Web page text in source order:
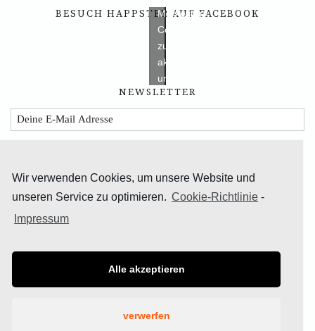
BESUCH HAPPSTER AUF FACEBOOK
Marketing-
Cookies
zu
akzeptieren
und
diesen
inhalt
NEWSLETTER
© 2019 Bettina Homann | Blogbau Nadine Binias |
Wir verwenden Cookies, um unsere Website und
unseren Service zu optimieren. Cookie-Richtlinie -
Impressum
Alle akzeptieren
verwerfen